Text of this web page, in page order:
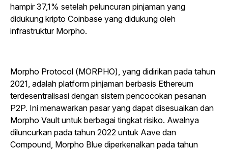
hampir 37,1% setelah peluncuran pinjaman yang
didukung kripto Coinbase yang didukung oleh
infrastruktur Morpho.
Morpho Protocol (MORPHO), yang didirikan pada tahun
2021, adalah platform pinjaman berbasis Ethereum
terdesentralisasi dengan sistem pencocokan pesanan
P2P. Ini menawarkan pasar yang dapat disesuaikan dan
Morpho Vault untuk berbagai tingkat risiko. Awalnya
diluncurkan pada tahun 2022 untuk Aave dan
Compound, Morpho Blue diperkenalkan pada tahun